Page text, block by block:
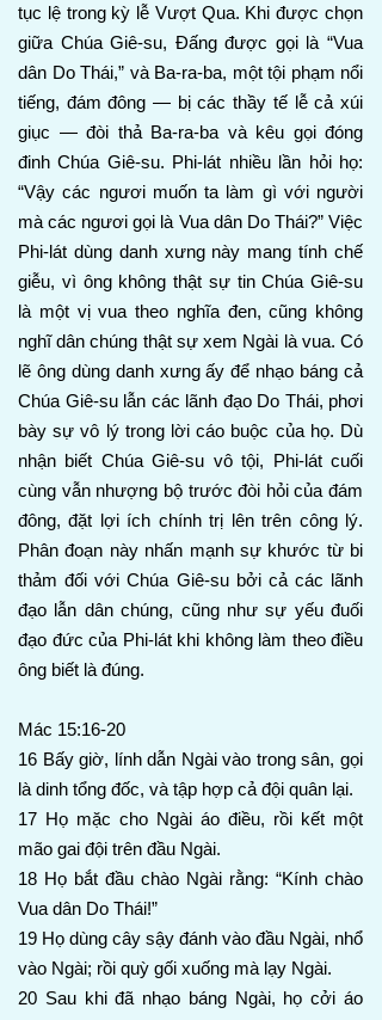
tục lệ trong kỳ lễ Vượt Qua. Khi được chọn
giữa Chúa Giê-su, Đấng được gọi là “Vua
dân Do Thái,” và Ba-ra-ba, một tội phạm nổi
tiếng, đám đông — bị các thầy tế lễ cả xúi
giục — đòi thả Ba-ra-ba và kêu gọi đóng
đinh Chúa Giê-su. Phi-lát nhiều lần hỏi họ:
“Vậy các ngươi muốn ta làm gì với người
mà các ngươi gọi là Vua dân Do Thái?” Việc
Phi-lát dùng danh xưng này mang tính chế
giễu, vì ông không thật sự tin Chúa Giê-su
là một vị vua theo nghĩa đen, cũng không
nghĩ dân chúng thật sự xem Ngài là vua. Có
lẽ ông dùng danh xưng ấy để nhạo báng cả
Chúa Giê-su lẫn các lãnh đạo Do Thái, phơi
bày sự vô lý trong lời cáo buộc của họ. Dù
nhận biết Chúa Giê-su vô tội, Phi-lát cuối
cùng vẫn nhượng bộ trước đòi hỏi của đám
đông, đặt lợi ích chính trị lên trên công lý.
Phân đoạn này nhấn mạnh sự khước từ bi
thảm đối với Chúa Giê-su bởi cả các lãnh
đạo lẫn dân chúng, cũng như sự yếu đuối
đạo đức của Phi-lát khi không làm theo điều
ông biết là đúng.
Mác 15:16-20
16 Bấy giờ, lính dẫn Ngài vào trong sân, gọi
là dinh tổng đốc, và tập hợp cả đội quân lại.
17 Họ mặc cho Ngài áo điều, rồi kết một
mão gai đội trên đầu Ngài.
18 Họ bắt đầu chào Ngài rằng: “Kính chào
Vua dân Do Thái!”
19 Họ dùng cây sậy đánh vào đầu Ngài, nhổ
vào Ngài; rồi quỳ gối xuống mà lạy Ngài.
20 Sau khi đã nhạo báng Ngài, họ cởi áo